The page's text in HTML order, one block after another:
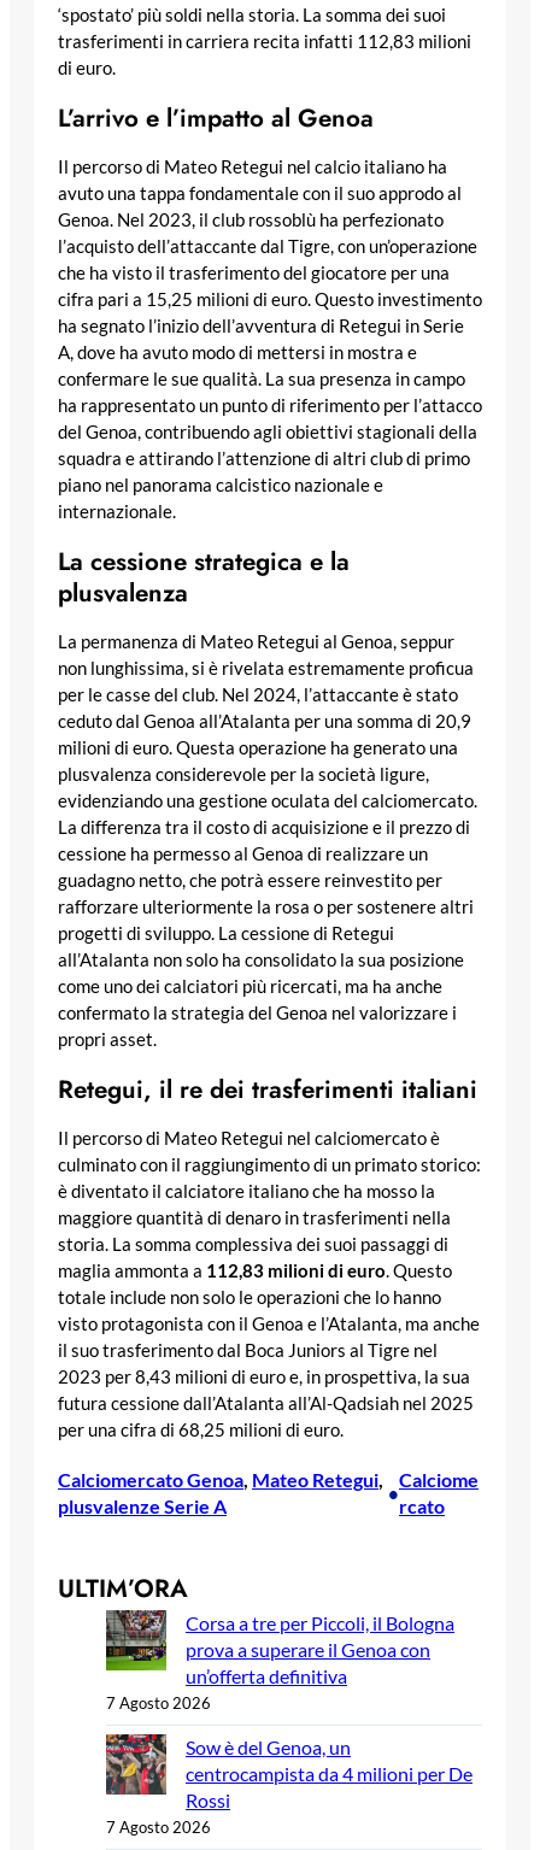
‘spostato’ più soldi nella storia. La somma dei suoi
trasferimenti in carriera recita infatti 112,83 milioni
di euro.
L’arrivo e l’impatto al Genoa
Il percorso di Mateo Retegui nel calcio italiano ha
avuto una tappa fondamentale con il suo approdo al
Genoa. Nel 2023, il club rossoblù ha perfezionato
l’acquisto dell’attaccante dal Tigre, con un’operazione
che ha visto il trasferimento del giocatore per una
cifra pari a 15,25 milioni di euro. Questo investimento
ha segnato l’inizio dell’avventura di Retegui in Serie
A, dove ha avuto modo di mettersi in mostra e
confermare le sue qualità. La sua presenza in campo
ha rappresentato un punto di riferimento per l’attacco
del Genoa, contribuendo agli obiettivi stagionali della
squadra e attirando l’attenzione di altri club di primo
piano nel panorama calcistico nazionale e
internazionale.
La cessione strategica e la
plusvalenza
La permanenza di Mateo Retegui al Genoa, seppur
non lunghissima, si è rivelata estremamente proficua
per le casse del club. Nel 2024, l’attaccante è stato
ceduto dal Genoa all’Atalanta per una somma di 20,9
milioni di euro. Questa operazione ha generato una
plusvalenza considerevole per la società ligure,
evidenziando una gestione oculata del calciomercato.
La differenza tra il costo di acquisizione e il prezzo di
cessione ha permesso al Genoa di realizzare un
guadagno netto, che potrà essere reinvestito per
rafforzare ulteriormente la rosa o per sostenere altri
progetti di sviluppo. La cessione di Retegui
all’Atalanta non solo ha consolidato la sua posizione
come uno dei calciatori più ricercati, ma ha anche
confermato la strategia del Genoa nel valorizzare i
propri asset.
Retegui, il re dei trasferimenti italiani
Il percorso di Mateo Retegui nel calciomercato è
culminato con il raggiungimento di un primato storico:
è diventato il calciatore italiano che ha mosso la
maggiore quantità di denaro in trasferimenti nella
storia. La somma complessiva dei suoi passaggi di
maglia ammonta a 112,83 milioni di euro. Questo
totale include non solo le operazioni che lo hanno
visto protagonista con il Genoa e l’Atalanta, ma anche
il suo trasferimento dal Boca Juniors al Tigre nel
2023 per 8,43 milioni di euro e, in prospettiva, la sua
futura cessione dall’Atalanta all’Al-Qadsiah nel 2025
per una cifra di 68,25 milioni di euro.
Calciomercato Genoa Mateo Retegui
plusvalenze Serie A
•
Calciome
rcato
ULTIM’ORA
Corsa a tre per Piccoli, il Bologna
prova a superare il Genoa con
un’offerta definitiva
7 Agosto 2026
Sow è del Genoa, un
centrocampista da 4 milioni per De
Rossi
7 Agosto 2026